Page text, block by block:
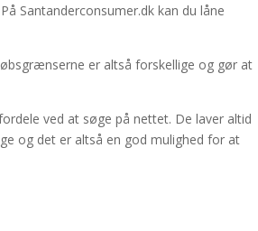
Santanderconsumer.dk kan du låne
er altså forskellige og gør at
ved at søge på nettet. De laver altid
og det er altså en god mulighed for at